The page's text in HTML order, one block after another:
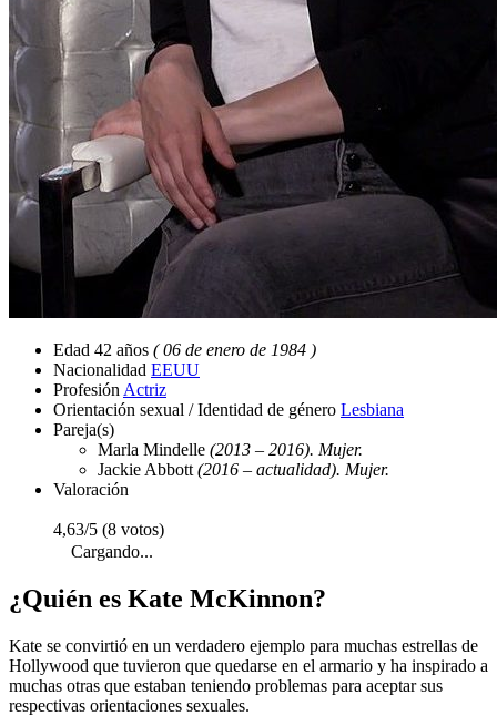
Edad 42 años ( 06 de enero de 1984 )
Nacionalidad EEUU
Profesión Actriz
Orientación sexual / Identidad de género Lesbiana
Pareja(s)
Marla Mindelle (2013 – 2016). Mujer.
Jackie Abbott (2016 – actualidad). Mujer.
Valoración
4,63/5 (8 votos)
Cargando...
¿Quién es Kate McKinnon?
Kate se convirtió en un verdadero ejemplo para muchas estrellas de
Hollywood que tuvieron que quedarse en el armario y ha inspirado a
muchas otras que estaban teniendo problemas para aceptar sus
respectivas orientaciones sexuales.